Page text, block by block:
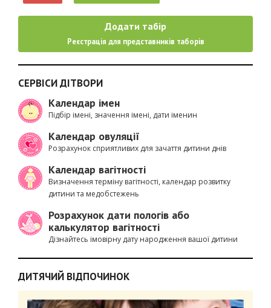
Додати табір
Реєстрація для представників таборів
СЕРВІСИ ДІТВОРИ
Календар імен
Підбір імені, значення імені, дати іменин
Календар овуляції
Розрахунок сприятливих для зачаття дитини днів
Календар вагітності
Визначення терміну вагітності, календар розвитку
дитини та медобстежень
Розрахунок дати пологів або
калькулятор вагітності
Дізнайтесь імовірну дату народження вашої дитини
ДИТЯЧИЙ ВІДПОЧИНОК